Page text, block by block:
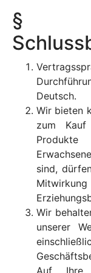
§
Deutsch.
Wir bieten
zum Kauf
sind,
Wir
unserer
Auf Ihre